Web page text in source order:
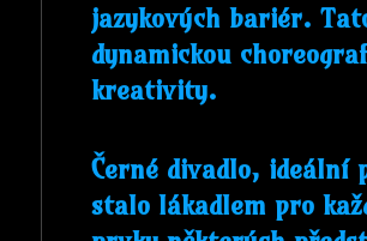
jazykových bariér.
dynamickou
kreativity.
Černé divadlo, ideální
stalo lákadlem pro